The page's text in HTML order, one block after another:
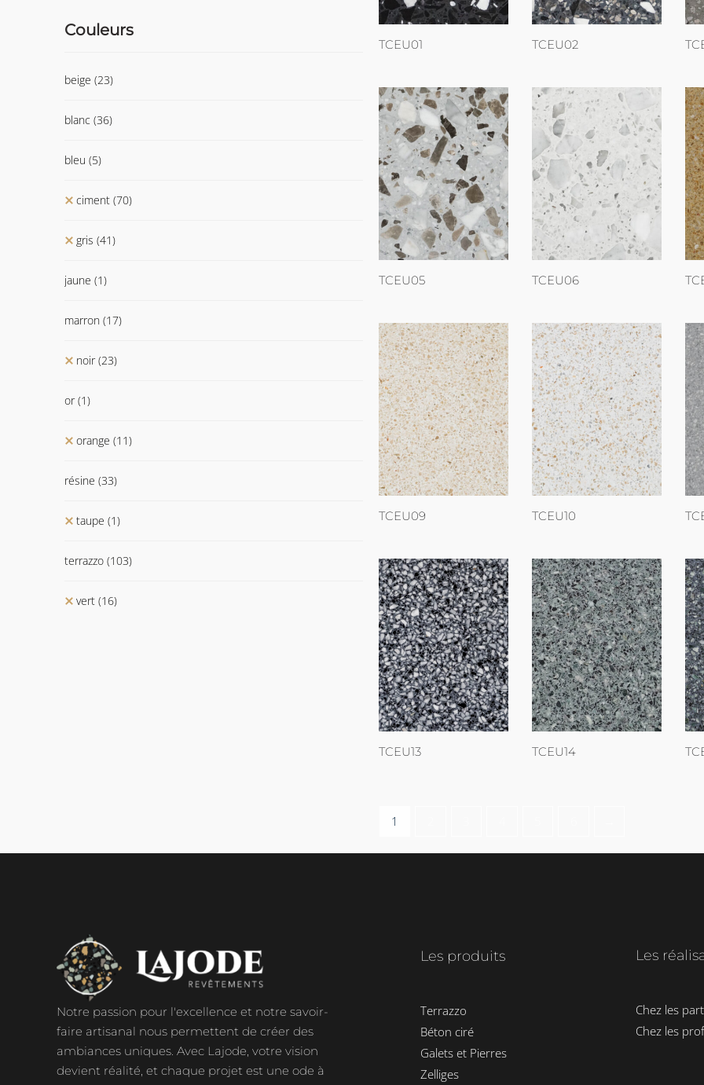
Couleurs
beige (23)
blanc (36)
bleu (5)
ciment (70)
gris (41)
jaune (1)
marron (17)
noir(23)
or(1)
orange (11)
résine (33)
taupe (1)
terrazzo (103)
vert (16)
TCEU01 TCEU02
TCEU05 TCEU06
TCEU09 TCEU10
TCEU13 TCEU14
1
Notre passion pour l'excellence et notre savoir-
faire artisanal nous permettent de créer des
ambiances uniques. Avec Lajode, votre vision
devient réalité, et chaque projet est une ode à
Les produits
Terrazzo
Béton ciré
Galets et Pierres
Zelliges
Les
Chez les
Chez les